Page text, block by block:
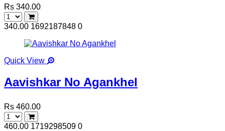
Rs 340.00
340.00 1692187848 0
Quick View
Aavishkar No Agankhel
Rs 460.00
460.00 1719298509 0